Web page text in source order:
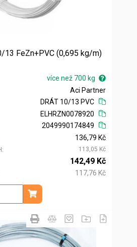
13 FeZn+PVC (0,695 kg/m)
více než 700 kg
Aci Partner
DRÁT 10/13 PVC
ELHRZN0078920
2049990174849
136,79 Kč
113,05 Kč
142,49 Kč
117,76 Kč
kg
Přidat do košíku